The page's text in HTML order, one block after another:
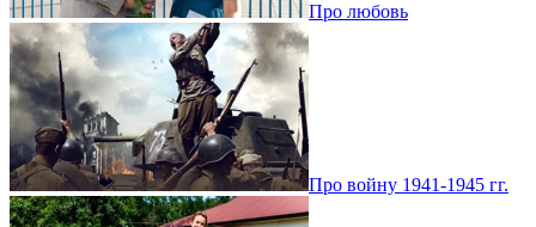
Про любовь
Про войну 1941-1945 гг.